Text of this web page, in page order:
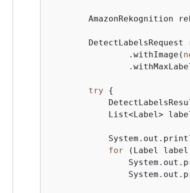
AmazonRekognition
DetectLabelsRequest
                .withImage(
try
{
List<Label>
for (Label